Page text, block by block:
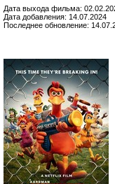
Дата выхода фильма:
Дата добавления: 14.07.2024
Последнее обновление: